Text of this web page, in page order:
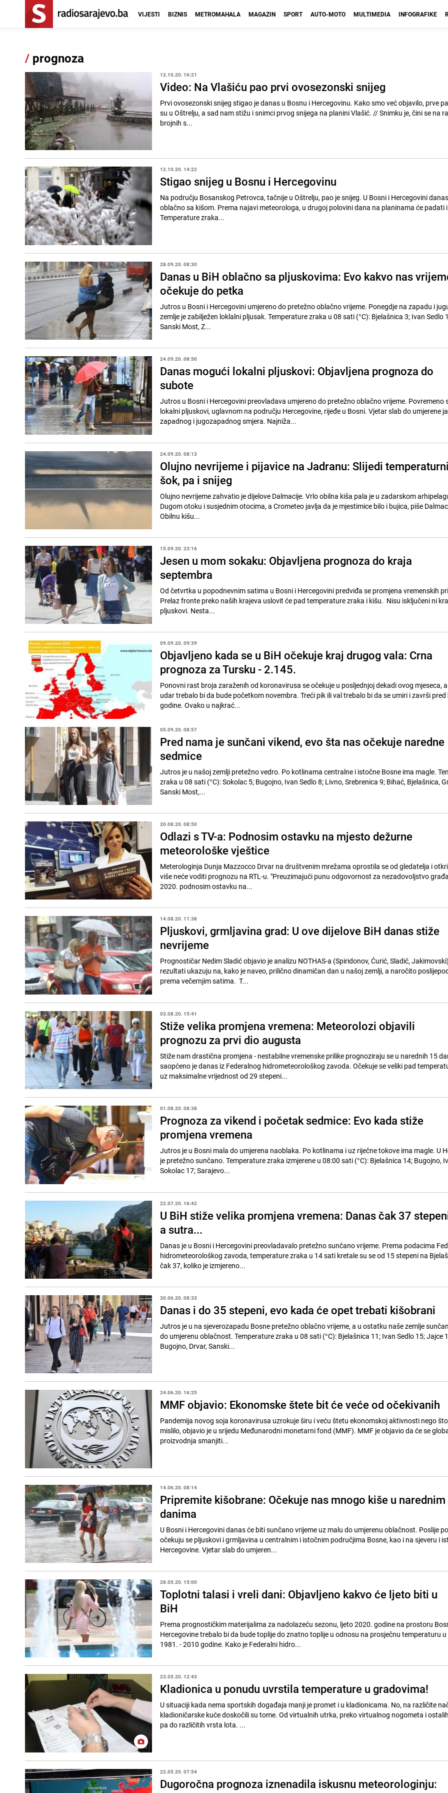
VIJESTI BIZNIS METROMAHALA MAGAZIN SPORT AUTO-MOTO MULTIMEDIA INFOGRAFIKE
/ prognoza
12.10.20. 16:21
Video: Na Vlašiću pao prvi ovosezonski snijeg
Prvi ovosezonski snijeg stigao je danas u Bosnu i Hercegovinu. Kako smo već objavilo, prve
su u Oštrelju, a sad nam stižu i snimci prvog snijega na planini Vlašić. // Snimku je, čini se na radost
brojnih s...
12.10.20. 14:22
Stigao snijeg u Bosnu i Hercegovinu
Na području Bosanskog Petrovca, tačnije u Oštrelju, pao je snijeg. U Bosni i Hercegovini
oblačno sa kišom. Prema najavi meteorologa, u drugoj polovini dana na planinama će padati i
Temperature zraka...
28.09.20. 08:30
Danas u BiH oblačno sa pljuskovima: Evo kakvo nas
očekuje do petka
Jutros u Bosni i Hercegovini umjereno do pretežno oblačno vrijeme. Ponegdje na zapadu i
zemlje je zabilježen loklalni pljusak. Temperature zraka u 08 sati (°C): Bjelašnica 3; Ivan Sedlo
Sanski Most, Z...
24.09.20. 08:50
Danas mogući lokalni pljuskovi: Objavljena prognoza do
subote
Jutros u Bosni i Hercegovini preovladava umjereno do pretežno oblačno vrijeme. Povremeno
lokalni pljuskovi, uglavnom na području Hercegovine, rijeđe u Bosni. Vjetar slab do umjerene
zapadnog i jugozapadnog smjera. Najniža...
24.09.20. 08:13
Olujno nevrijeme i pijavice na Jadranu: Slijedi temperaturni
šok, pa i snijeg
Olujno nevrijeme zahvatio je dijelove Dalmacije. Vrlo obilna kiša pala je u zadarskom
Dugom otoku i susjednim otocima, a Crometeo javlja da je mjestimice bilo i bujica, piše
Obilnu kišu...
15.09.20. 23:16
Jesen u mom sokaku: Objavljena prognoza do kraja
septembra
Od četvrtka u popodnevnim satima u Bosni i Hercegovini predviđa se promjena vremenskih
Prelaz fronte preko naših krajeva uslovit će pad temperature zraka i kišu. Nisu isključeni ni
pljuskovi. Nesta...
09.09.20. 09:39
Objavljeno kada se u BiH očekuje kraj drugog vala: Crna
prognoza za Tursku - 2.145.
Ponovni rast broja zaraženih od koronavirusa se očekuje u posljednjoj dekadi ovog mjeseca,
udar trebalo bi da bude početkom novembra. Treći pik ili val trebalo bi da se umiri i završi pred
godine. Ovako u najkrać...
05.09.20. 08:57
Pred nama je sunčani vikend, evo šta nas očekuje naredne
sedmice
Jutros je u našoj zemlji pretežno vedro. Po kotlinama centralne i istočne Bosne ima magle.
zraka u 08 sati (°C): Sokolac 5; Bugojno, Ivan Sedlo 8; Livno, Srebrenica 9; Bihać, Bjelašnica,
Sanski Most,...
20.08.20. 08:50
Odlazi s TV-a: Podnosim ostavku na mjesto dežurne
meteorološke vještice
Meterologinja Dunja Mazzocco Drvar na društvenim mrežama oprostila se od gledatelja i
više neće voditi prognozu na RTL-u. "Preuzimajući punu odgovornost za nezadovoljstvo
2020. podnosim ostavku na...
14.08.20. 11:38
Pljuskovi, grmljavina grad: U ove dijelove BiH danas stiže
nevrijeme
Prognostičar Nedim Sladić objavio je analizu NOTHAS-a (Spiridonov, Ćurić, Sladić,
rezultati ukazuju na, kako je naveo, prilično dinamičan dan u našoj zemlji, a naročito
prema večernjim satima. T...
03.08.20. 15:41
Stiže velika promjena vremena: Meteorolozi objavili
prognozu za prvi dio augusta
Stiže nam drastična promjena - nestabilne vremenske prilike prognoziraju se u narednih 15
saopćeno je danas iz Federalnog hidrometeorološkog zavoda. Očekuje se veliki pad
uz maksimalne vrijednost od 29 stepeni...
01.08.20. 08:38
Prognoza za vikend i početak sedmice: Evo kada stiže
promjena vremena
Jutros je u Bosni mala do umjerena naoblaka. Po kotlinama i uz riječne tokove ima magle. U
je pretežno sunčano. Temperature zraka izmjerene u 08:00 sati (°C): Bjelašnica 14; Bugojno,
Sokolac 17; Sarajevo...
22.07.20. 16:42
U BiH stiže velika promjena vremena: Danas čak 37
a sutra...
Danas je u Bosni i Hercegovini preovladavalo pretežno sunčano vrijeme. Prema podacima
hidrometeorološkog zavoda, temperature zraka u 14 sati kretale su se od 15 stepeni na
čak 37, koliko je izmjereno...
30.06.20. 08:33
Danas i do 35 stepeni, evo kada će opet trebati kišobrani
Jutros je u na sjeverozapadu Bosne pretežno oblačno vrijeme, a u ostatku naše zemlje
do umjerenu oblačnost. Temperature zraka u 08 sati (°C): Bjelašnica 11; Ivan Sedlo 15; Jajce
Bugojno, Drvar, Sanski...
24.06.20. 16:25
MMF objavio: Ekonomske štete bit će veće od očekivanih
Pandemija novog soja koronavirusa uzrokuje širu i veću štetu ekonomskoj aktivnosti nego
mislilo, objavio je u srijedu Međunarodni monetarni fond (MMF). MMF je objavio da će se
proizvodnja smanjiti...
14.06.20. 08:14
Pripremite kišobrane: Očekuje nas mnogo kiše u narednim
danima
U Bosni i Hercegovini danas će biti sunčano vrijeme uz malu do umjerenu oblačnost. Poslije
očekuju se pljuskovi i grmljavina u centralnim i istočnim područjima Bosne, kao i na sjeveru i
Hercegovine. Vjetar slab do umjeren...
28.05.20. 15:00
Toplotni talasi i vreli dani: Objavljeno kakvo će ljeto biti u
BiH
Prema prognostičkim materijalima za nadolazeću sezonu, ljeto 2020. godine na prostoru
Hercegovine trebalo bi da bude toplije do znatno toplije u odnosu na prosječnu temperaturu
1981. - 2010 godine. Kako je Federalni hidro...
23.05.20. 12:43
Kladionica u ponudu uvrstila temperature u gradovima!
U situaciji kada nema sportskih događaja manji je promet i u kladionicama. No, na različite
kladioničarske kuće doskočili su tome. Od virtualnih utrka, preko virtualnog nogometa i
pa do različitih vrsta lota. ...
22.05.20. 07:54
Dugoročna prognoza iznenadila iskusnu meteorologinju: